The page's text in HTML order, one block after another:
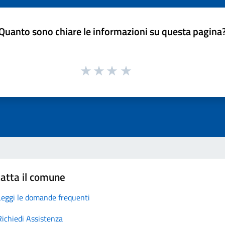
sono chiare le informazioni su questa
il comune
le domande frequenti
Assistenza